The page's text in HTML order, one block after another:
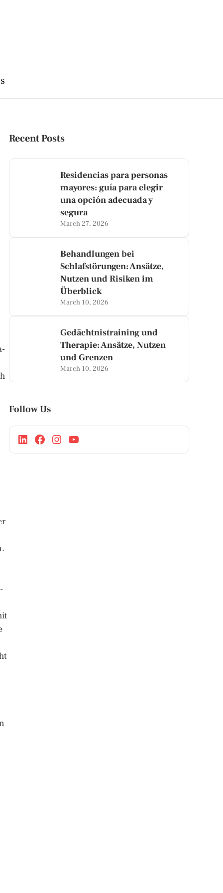
Recent Posts
Residencias para personas
mayores: guía para elegir
una opción adecuada y
segura
March 27, 2026
Behandlungen bei
Schlafstörungen: Ansätze,
Nutzen und Risiken im
Überblick
March 10, 2026
Gedächtnistraining und
Therapie: Ansätze, Nutzen
und Grenzen
March 10, 2026
Follow Us